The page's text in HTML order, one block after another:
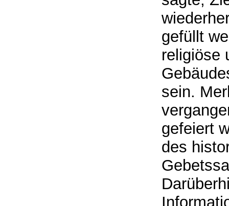
gefüllt
religiöse
sein.
gefeiert
des